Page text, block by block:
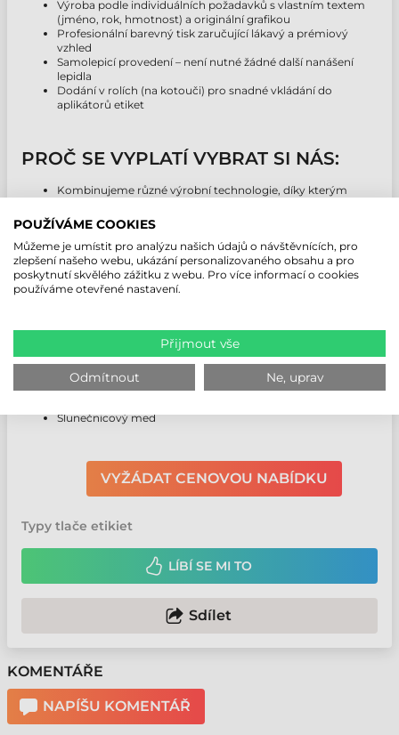
Výroba podle individuálních požadavků s vlastním textem
(jméno, rok, hmotnost) a originální grafikou
Profesionální barevný tisk zaručující lákavý a prémiový
vzhled
Samolepicí provedení – není nutné žádné další nanášení
lepidla
Dodání v rolích (na kotouči) pro snadné vkládání do
aplikátorů etiket
PROČ SE VYPLATÍ VYBRAT SI NÁS:
Kombinujeme různé výrobní technologie, díky kterým
Zajistíme kompletní servis od grafického návrhu až po
finální tisk
Tiskneme etikety s unikátními sériovými čísly, QR kódy
nebo datem minimální trvanlivosti
Lipový med
Květový med
Smíšený med
Slunečnicový med
VYŽÁDAT CENOVOU NABÍDKU
Typy tlače etikiet
LÍBÍ SE MI TO
Sdílet
KOMENTÁŘE
NAPÍŠU KOMENTÁŘ
POUŽÍVÁME COOKIES
Můžeme je umístit pro analýzu našich údajů o návštěvnících, pro
zlepšení našeho webu, ukázání personalizovaného obsahu a pro
poskytnutí skvělého zážitku z webu. Pro více informací o cookies
používáme otevřené nastavení.
Přijmout vše
Odmítnout Ne, uprav